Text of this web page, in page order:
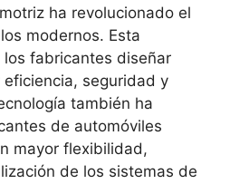
ha revolucionado el
modernos. Esta
fabricantes diseñar
seguridad y
también ha
de automóviles
mayor flexibilidad,
de los sistemas de